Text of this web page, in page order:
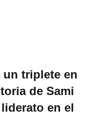
un triplete en
de Sami
en el